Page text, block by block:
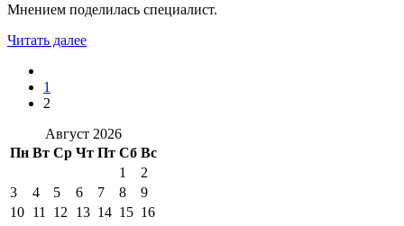
Мнением поделилась специалист.
Читать далее
1
2
Август 2026
Пн Вт Ср Чт Пт Сб Вс
1
2
3
4 5 6 7 8
9
10 11 12 13 14 15 16